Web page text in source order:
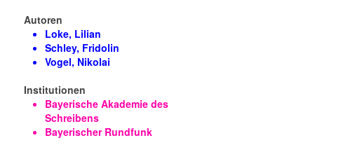
Autoren
Loke, Lilian
Schley, Fridolin
Vogel, Nikolai
Institutionen
Bayerische Akademie des
Schreibens
Bayerischer Rundfunk